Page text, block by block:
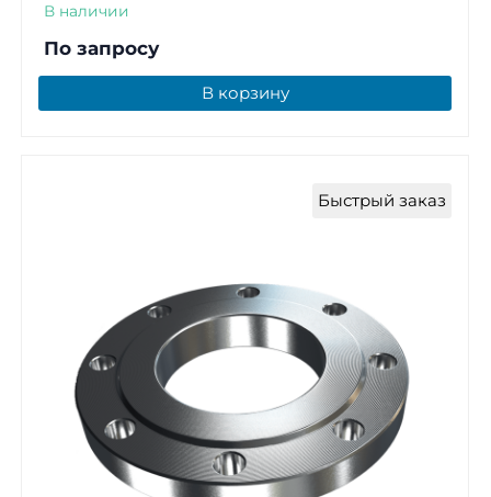
В наличии
По запросу
В корзину
Быстрый заказ